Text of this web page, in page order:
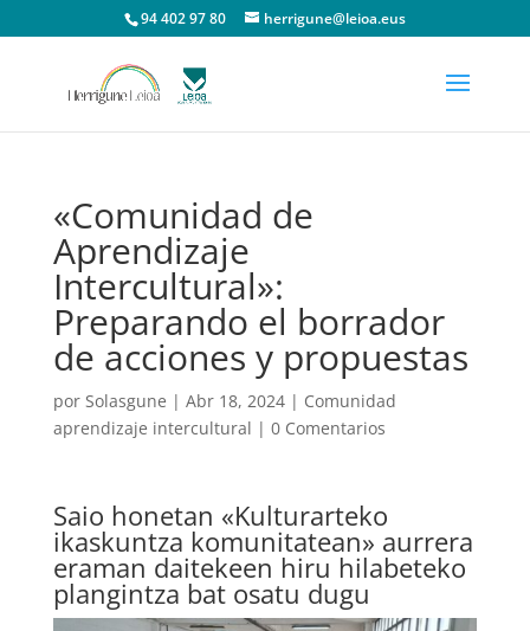
94 402 97 80 herrigune@leioa.eus
«Comunidad de
Aprendizaje
Intercultural»:
Preparando el borrador
de acciones y propuestas
por Solasgune | Abr 18, 2024| Comunidad
aprendizaje intercultural | 0 Comentarios
Saio honetan «Kulturarteko
ikaskuntza komunitatean» aurrera
eraman daitekeen hiru hilabeteko
plangintza bat osatu dugu